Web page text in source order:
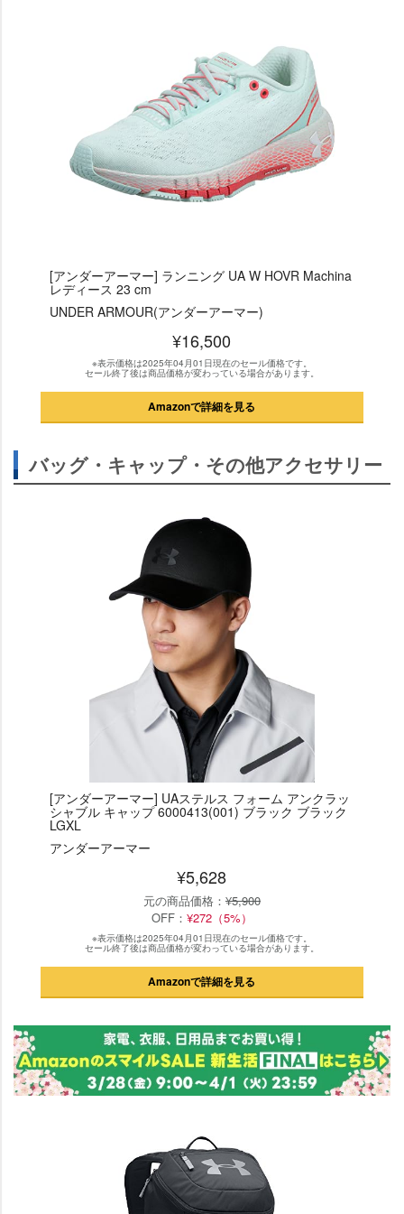
[アンダーアーマー] ランニング UA W HOVR Machina
レディース 23 cm
UNDER ARMOUR(アンダーアーマー)
¥16,500
※表示価格は2025年04月01日現在のセール価格です。
セール終了後は商品価格が変わっている場合があります。
Amazonで詳細を見る
バッグ・キャップ・その他アクセサリー
[アンダーアーマー] UAステルス フォーム アンクラッ
シャブル キャップ 6000413(001) ブラック ブラック
LGXL
アンダーアーマー
¥5,628
元の商品価格： ¥5,900
OFF： ¥272（5%）
※表示価格は2025年04月01日現在のセール価格です。
セール終了後は商品価格が変わっている場合があります。
Amazonで詳細を見る